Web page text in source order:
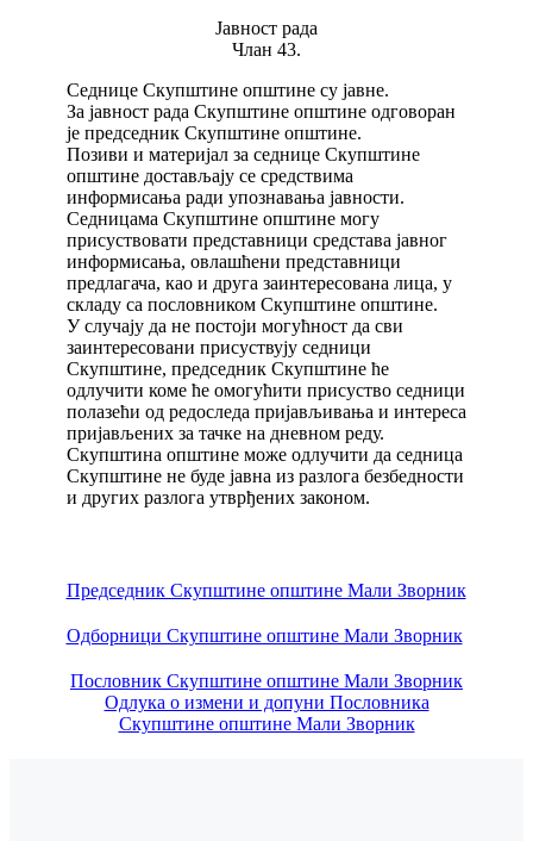
Јавност рада
Члан 43.
Седнице Скупштине општине су јавне.
За јавност рада Скупштине општине одговоран
је председник Скупштине општине.
Позиви и материјал за седнице Скупштине
општине достављају се средствима
информисања ради упознавања јавности.
Седницама Скупштине општине могу
присуствовати представници средстава јавног
информисања, овлашћени представници
предлагача, као и друга заинтересована лица, у
складу са пословником Скупштине општине.
У случају да не постоји могућност да сви
заинтересовани присуствују седници
Скупштине, председник Скупштине ће
одлучити коме ће омогућити присуство седници
полазећи од редоследа пријављивања и интереса
пријављених за тачке на дневном реду.
Скупштина општине може одлучити да седница
Скупштине не буде јавна из разлога безбедности
и других разлога утврђених законом.
Председник Скупштине општине Мали Зворник
Одборници Скупштине општине Мали Зворник
Пословник Скупштине општине Мали Зворник
Одлука о измени и допуни Пословника
Скупштине општине Мали Зворник